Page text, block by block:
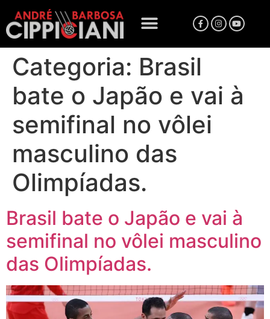
Categoria: Brasil
bate o Japão e vai à
semifinal no vôlei
masculino das
Olimpíadas.
Brasil bate o Japão e vai à
semifinal no vôlei masculino
das Olimpíadas.